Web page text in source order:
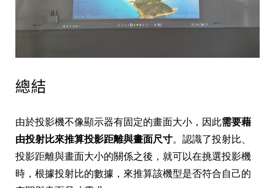
總結
由於投影機不像顯示器有固定的畫面大小，因此需要藉
由投射比來推算投影距離與畫面尺寸。認識了投射比、
投影距離與畫面大小的關係之後，就可以在挑選投影機
時，根據投射比的數據，來推算該機型是否符合自己的